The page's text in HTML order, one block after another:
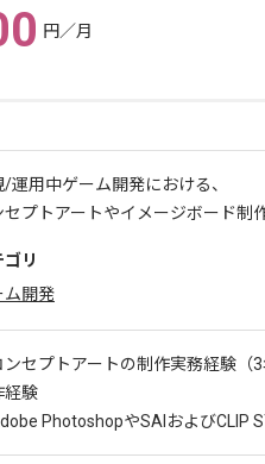
円／月
/運用中ゲーム開発における、
セプトアートやイメージボード制
ゴリ
ム開発
ンセプトアートの制作実務経験（
経験
PhotoshopやSAIおよびCLIP